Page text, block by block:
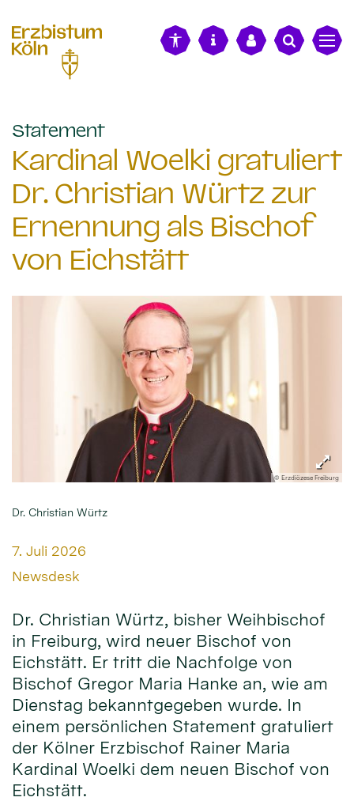
Statement:
Kardinal Woelki gratuliert
Dr. Christian Würtz zur
Ernennung als Bischof
von Eichstätt
© Erzdiözese Freiburg
Dr. Christian Würtz
Datum:
7. Juli 2026
Von:
Newsdesk
Dr. Christian Würtz, bisher Weihbischof
in Freiburg, wird neuer Bischof von
Eichstätt. Er tritt die Nachfolge von
Bischof Gregor Maria Hanke an, wie am
Dienstag bekanntgegeben wurde. In
einem persönlichen Statement gratuliert
der Kölner Erzbischof Rainer Maria
Kardinal Woelki dem neuen Bischof von
Eichstätt.